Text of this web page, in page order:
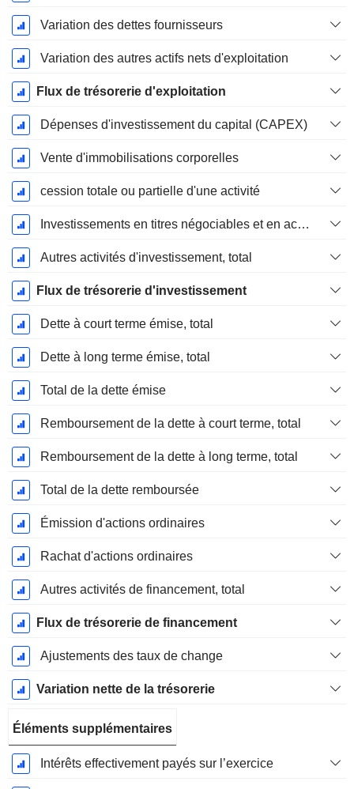
Variation des dettes fournisseurs
Variation des autres actifs nets d'exploitation
Flux de trésorerie d'exploitation
Dépenses d'investissement du capital (CAPEX)
Vente d'immobilisations corporelles
cession totale ou partielle d'une activité
Investissements en titres négociables et en actions, total
Autres activités d'investissement, total
Flux de trésorerie d'investissement
Dette à court terme émise, total
Dette à long terme émise, total
Total de la dette émise
Remboursement de la dette à court terme, total
Remboursement de la dette à long terme, total
Total de la dette remboursée
Émission d'actions ordinaires
Rachat d'actions ordinaires
Autres activités de financement, total
Flux de trésorerie de financement
Ajustements des taux de change
Variation nette de la trésorerie
Éléments supplémentaires
Intérêts effectivement payés sur l’exercice